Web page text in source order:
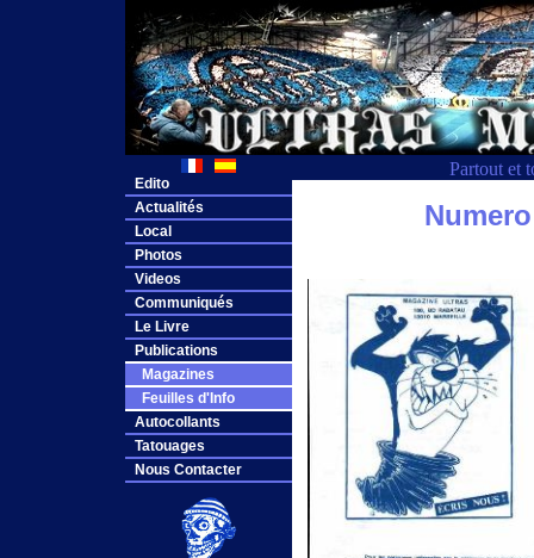
Partout et
Edito
Actualités
Local
Photos
Videos
Communiqués
Le Livre
Publications
Magazines
Feuilles d'Info
Autocollants
Tatouages
Nous Contacter